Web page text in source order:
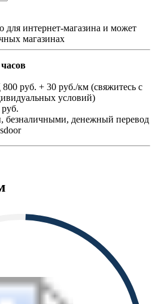
для интернет-магазина и может
магазинах
руб. + 30 руб./км (свяжитесь с
условий)
безналичными, денежный перевод